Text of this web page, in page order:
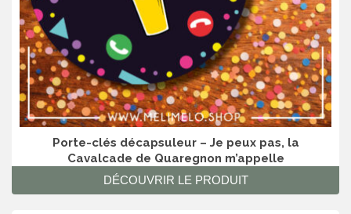
Porte-clés décapsuleur – Je peux pas, la
Cavalcade de Quaregnon m’appelle
DÉCOUVRIR LE PRODUIT